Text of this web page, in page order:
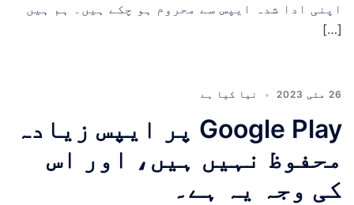
اپنی ادا شدہ ایپس سے محروم ہو چکے ہیں۔ ہم ہیں
[…]
26 مئی 2023 نیا کیا ہے
Google Play پر ایپس زیادہ
محفوظ نہیں ہیں، اور اس
کی وجہ یہ ہے۔